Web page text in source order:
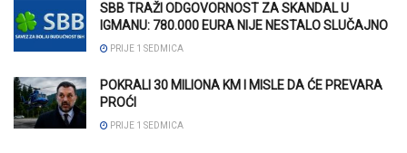
SBB TRAŽI ODGOVORNOST ZA SKANDAL U
IGMANU: 780.000 EURA NIJE NESTALO SLUČAJNO
PRIJE 1 SEDMICA
POKRALI 30 MILIONA KM I MISLE DA ĆE PREVARA
PROĆI
PRIJE 1 SEDMICA